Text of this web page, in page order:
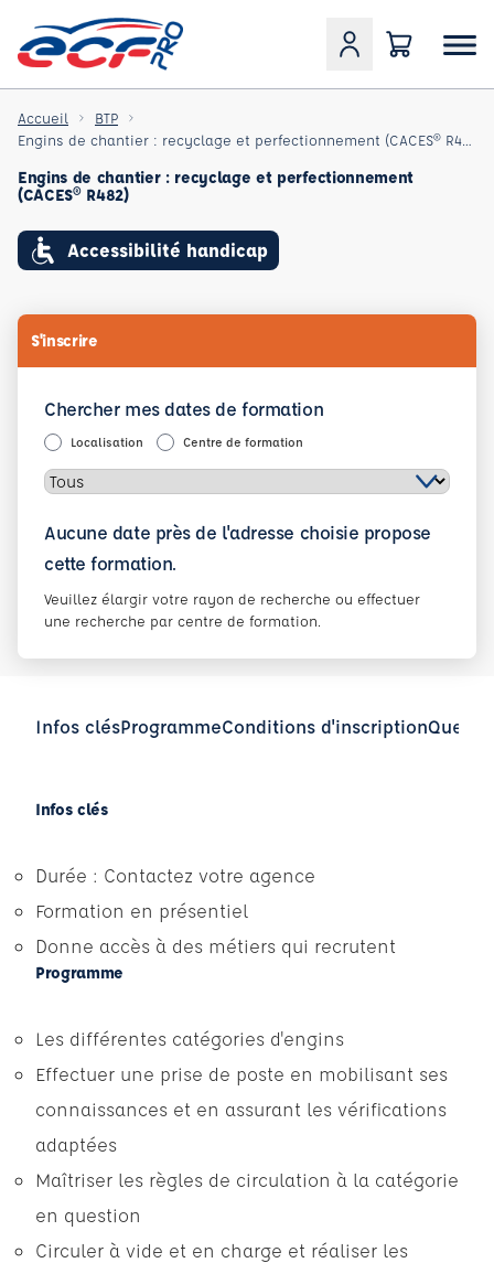
Accueil
BTP
Engins de chantier : recyclage et perfectionnement
(CACES® R482)
Accessibilité handicap
S'inscrire
Chercher mes dates de formation
Localisation Centre de formation
Aucune date près de l'adresse choisie propose
cette formation.
Veuillez élargir votre rayon de recherche ou effectuer
une recherche par centre de formation.
Infos clésProgrammeConditions d'inscription
Infos clés
Durée : Contactez votre agence
Formation en présentiel
Donne accès à des métiers qui recrutent
Programme
Les différentes catégories d'engins
Effectuer une prise de poste en mobilisant ses
connaissances et en assurant les vérifications
adaptées
Maîtriser les règles de circulation à la catégorie
en question
Circuler à vide et en charge et réaliser les